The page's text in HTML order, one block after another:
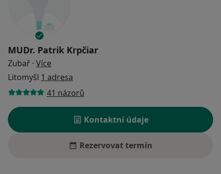
MUDr. Patrik Krpčiar
Zubař · Více
Litomyšl 1 adresa
41 názorů
Kontaktní údaje
Rezervovat termín